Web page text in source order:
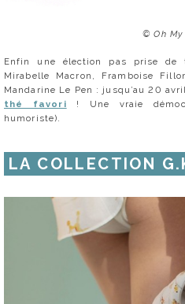
© Oh My
Enfin une élection pas prise de
Mirabelle Macron, Framboise
Mandarine Le Pen : jusqu’au 20
thé favori ! Une vraie
humoriste).
LA COLLECTION